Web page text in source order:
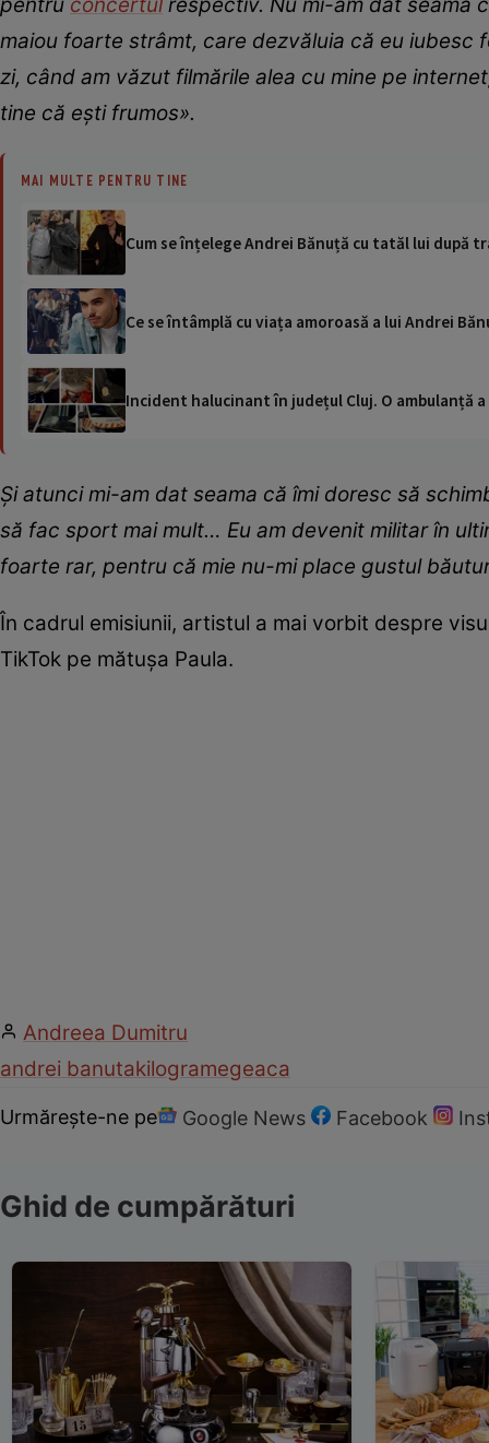
maiou foarte strâmt, care dezvăluia că eu iubesc
zi, când am văzut filmările alea cu mine pe
tine că ești frumos».
MAI MULTE PENTRU TINE
Cum se înțelege Andrei Bănuță cu tatăl lui după
Ce se întâmplă cu viața amoroasă a lui Andrei
Incident halucinant în județul Cluj. O ambulanță
Și atunci mi-am dat seama că îmi doresc să
să fac sport mai mult… Eu am devenit militar în
foarte rar, pentru că mie nu-mi place gustul
În cadrul emisiunii, artistul a mai vorbit despre
TikTok pe mătușa Paula.
Andreea Dumitru
andrei banutakilogramegeaca
Urmărește-ne pe Google News Facebook
Ghid de cumpărături